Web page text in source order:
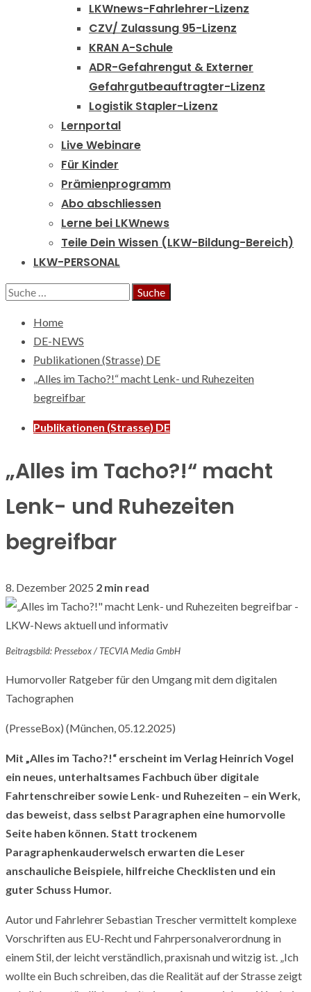
LKWnews-Fahrlehrer-Lizenz
CZV/ Zulassung 95-Lizenz
KRAN A-Schule
ADR-Gefahrengut & Externer
Gefahrgutbeauftragter-Lizenz
Logistik Stapler-Lizenz
Lernportal
Live Webinare
Für Kinder
Prämienprogramm
Abo abschliessen
Lerne bei LKWnews
Teile Dein Wissen (LKW-Bildung-Bereich)
LKW-PERSONAL
Suche
Home
DE-NEWS
Publikationen (Strasse) DE
„Alles im Tacho?!“ macht Lenk- und Ruhezeiten
begreifbar
Publikationen (Strasse) DE
„Alles im Tacho?!“ macht
Lenk- und Ruhezeiten
begreifbar
8. Dezember 2025 2 min read
Beitragsbild: Pressebox / TECVIA Media GmbH
Humorvoller Ratgeber für den Umgang mit dem digitalen
Tachographen
(PresseBox) (München, 05.12.2025)
Mit „Alles im Tacho?!“ erscheint im Verlag Heinrich Vogel
ein neues, unterhaltsames Fachbuch über digitale
Fahrtenschreiber sowie Lenk- und Ruhezeiten – ein Werk,
das beweist, dass selbst Paragraphen eine humorvolle
Seite haben können. Statt trockenem
Paragraphenkauderwelsch erwarten die Leser
anschauliche Beispiele, hilfreiche Checklisten und ein
guter Schuss Humor.
Autor und Fahrlehrer Sebastian Trescher vermittelt komplexe
Vorschriften aus EU-Recht und Fahrpersonalverordnung in
einem Stil, der leicht verständlich, praxisnah und witzig ist. „Ich
wollte ein Buch schreiben, das die Realität auf der Strasse zeigt